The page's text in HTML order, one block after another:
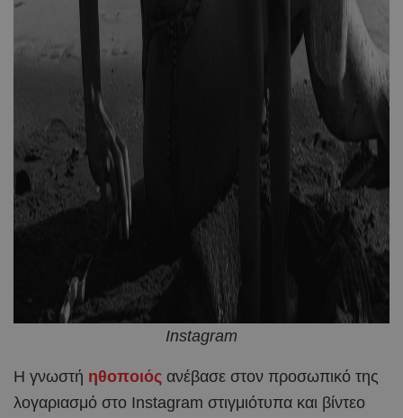
Instagram
Η γνωστή ηθοποιός ανέβασε στον προσωπικό της
λογαριασμό στο Instagram στιγμιότυπα και βίντεο